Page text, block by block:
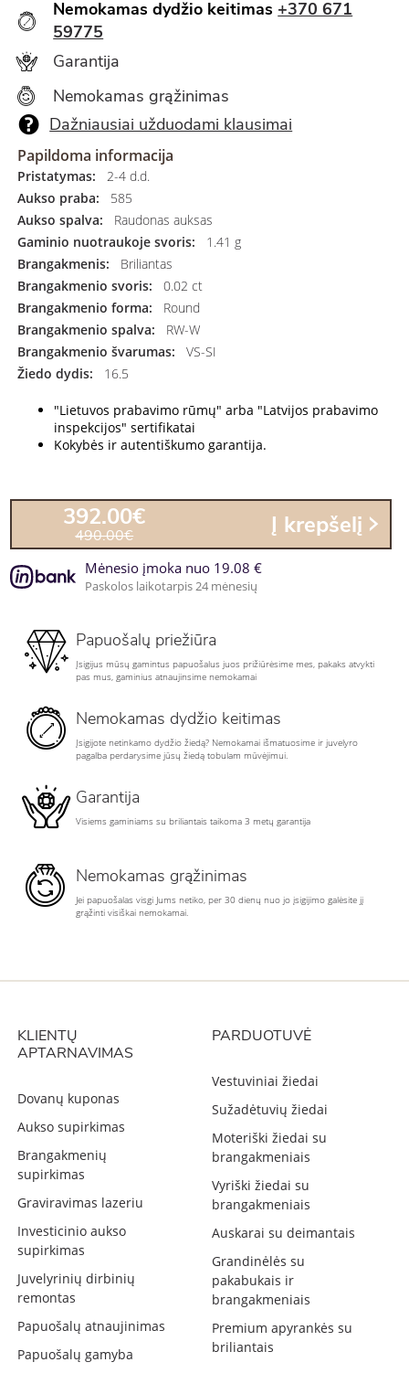
Nemokamas dydžio keitimas +370 671
59775
Garantija
Nemokamas grąžinimas
Dažniausiai užduodami klausimai
Papildoma informacija
Pristatymas:
2-4 d.d.
Aukso praba:
585
Aukso spalva:
Raudonas auksas
Gaminio nuotraukoje svoris:
1.41 g
Brangakmenis:
Briliantas
Brangakmenio svoris:
0.02 ct
Brangakmenio forma:
Round
Brangakmenio spalva:
RW-W
Brangakmenio švarumas:
VS-SI
Žiedo dydis:
16.5
"Lietuvos prabavimo rūmų" arba "Latvijos prabavimo
inspekcijos" sertifikatai
Kokybės ir autentiškumo garantija.
392.00€
490.00€ Į krepšelį
Mėnesio įmoka nuo 19.08 €
Paskolos laikotarpis 24 mėnesių
Papuošalų priežiūra
Įsigijus mūsų gamintus papuošalus juos prižiūrėsime mes, pakaks atvykti
pas mus, gaminius atnaujinsime nemokamai
Nemokamas dydžio keitimas
Įsigijote netinkamo dydžio žiedą? Nemokamai išmatuosime ir juvelyro
pagalba perdarysime jūsų žiedą tobulam mūvėjimui.
Garantija
Visiems gaminiams su briliantais taikoma 3 metų garantija
Nemokamas grąžinimas
Jei papuošalas visgi Jums netiko, per 30 dienų nuo jo įsigijimo galėsite jį
grąžinti visiškai nemokamai.
KLIENTŲ
APTARNAVIMAS
Dovanų kuponas
Aukso supirkimas
Brangakmenių
supirkimas
Graviravimas lazeriu
Investicinio aukso
supirkimas
Juvelyrinių dirbinių
remontas
Papuošalų atnaujinimas
Papuošalų gamyba
PARDUOTUVĖ
Vestuviniai žiedai
Sužadėtuvių žiedai
Moteriški žiedai su
brangakmeniais
Vyriški žiedai su
brangakmeniais
Auskarai su deimantais
Grandinėlės su
pakabukais ir
brangakmeniais
Premium apyrankės su
briliantais